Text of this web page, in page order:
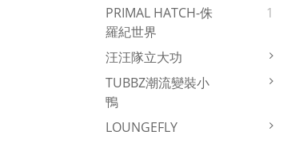
PRIMAL HATCH-侏
羅紀世界
1
汪汪隊立大功
TUBBZ潮流變裝小
鴨
LOUNGEFLY